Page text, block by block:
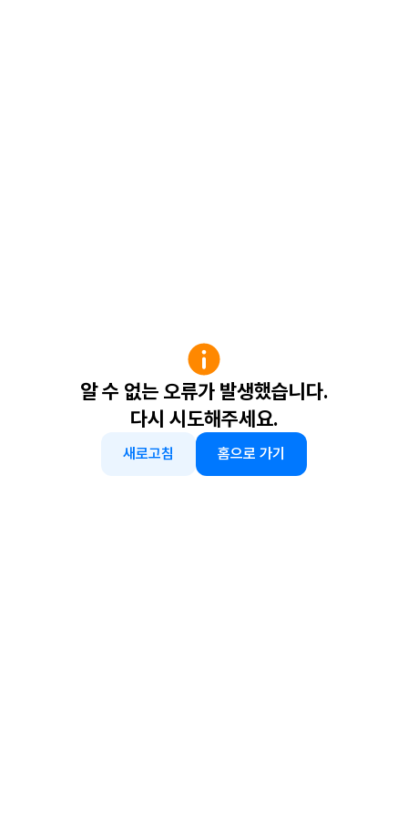
알 수 없는 오류가 발생했습니다.
다시 시도해주세요.
새로고침 홈으로 가기